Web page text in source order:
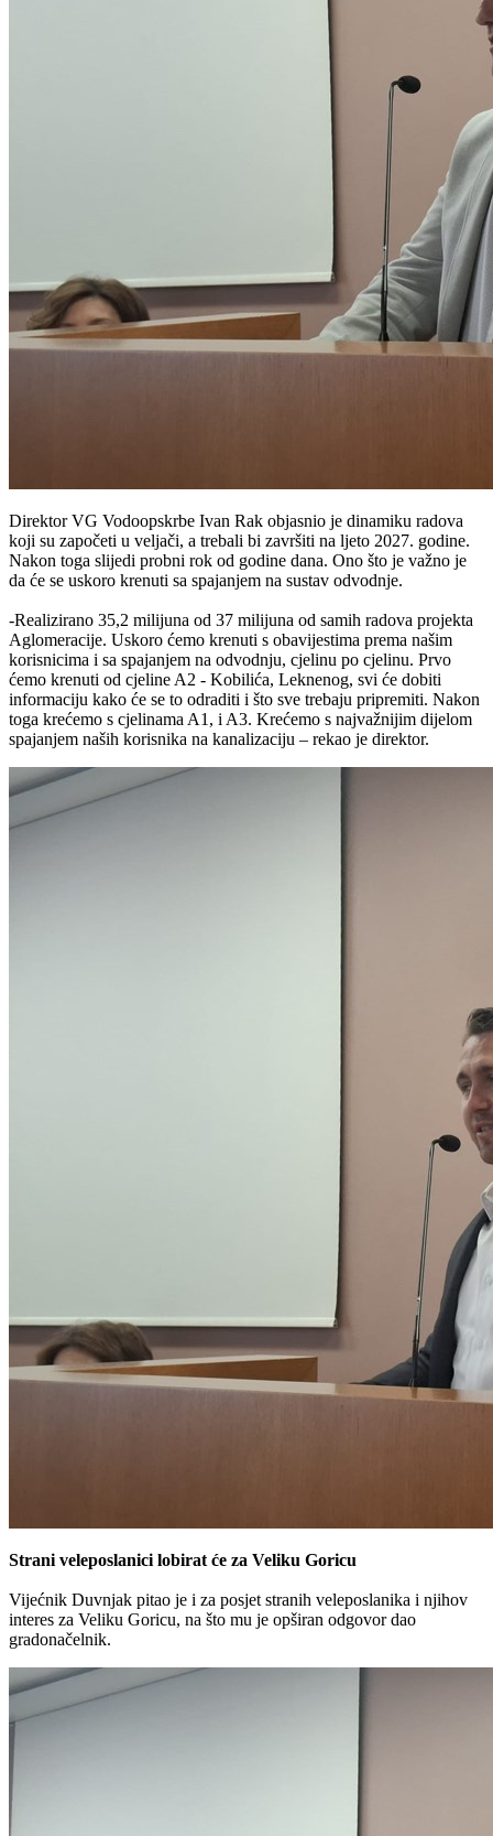
Direktor VG Vodoopskrbe Ivan Rak objasnio je dinamiku radova
koji su započeti u veljači, a trebali bi završiti na ljeto 2027. godine.
Nakon toga slijedi probni rok od godine dana. Ono što je važno je
da će se uskoro krenuti sa spajanjem na sustav odvodnje.
-Realizirano 35,2 milijuna od 37 milijuna od samih radova projekta
Aglomeracije. Uskoro ćemo krenuti s obavijestima prema našim
korisnicima i sa spajanjem na odvodnju, cjelinu po cjelinu. Prvo
ćemo krenuti od cjeline A2 - Kobilića, Leknenog, svi će dobiti
informaciju kako će se to odraditi i što sve trebaju pripremiti. Nakon
toga krećemo s cjelinama A1, i A3. Krećemo s najvažnijim dijelom
spajanjem naših korisnika na kanalizaciju – rekao je direktor.
Strani veleposlanici lobirat će za Veliku Goricu
Vijećnik Duvnjak pitao je i za posjet stranih veleposlanika i njihov
interes za Veliku Goricu, na što mu je opširan odgovor dao
gradonačelnik.